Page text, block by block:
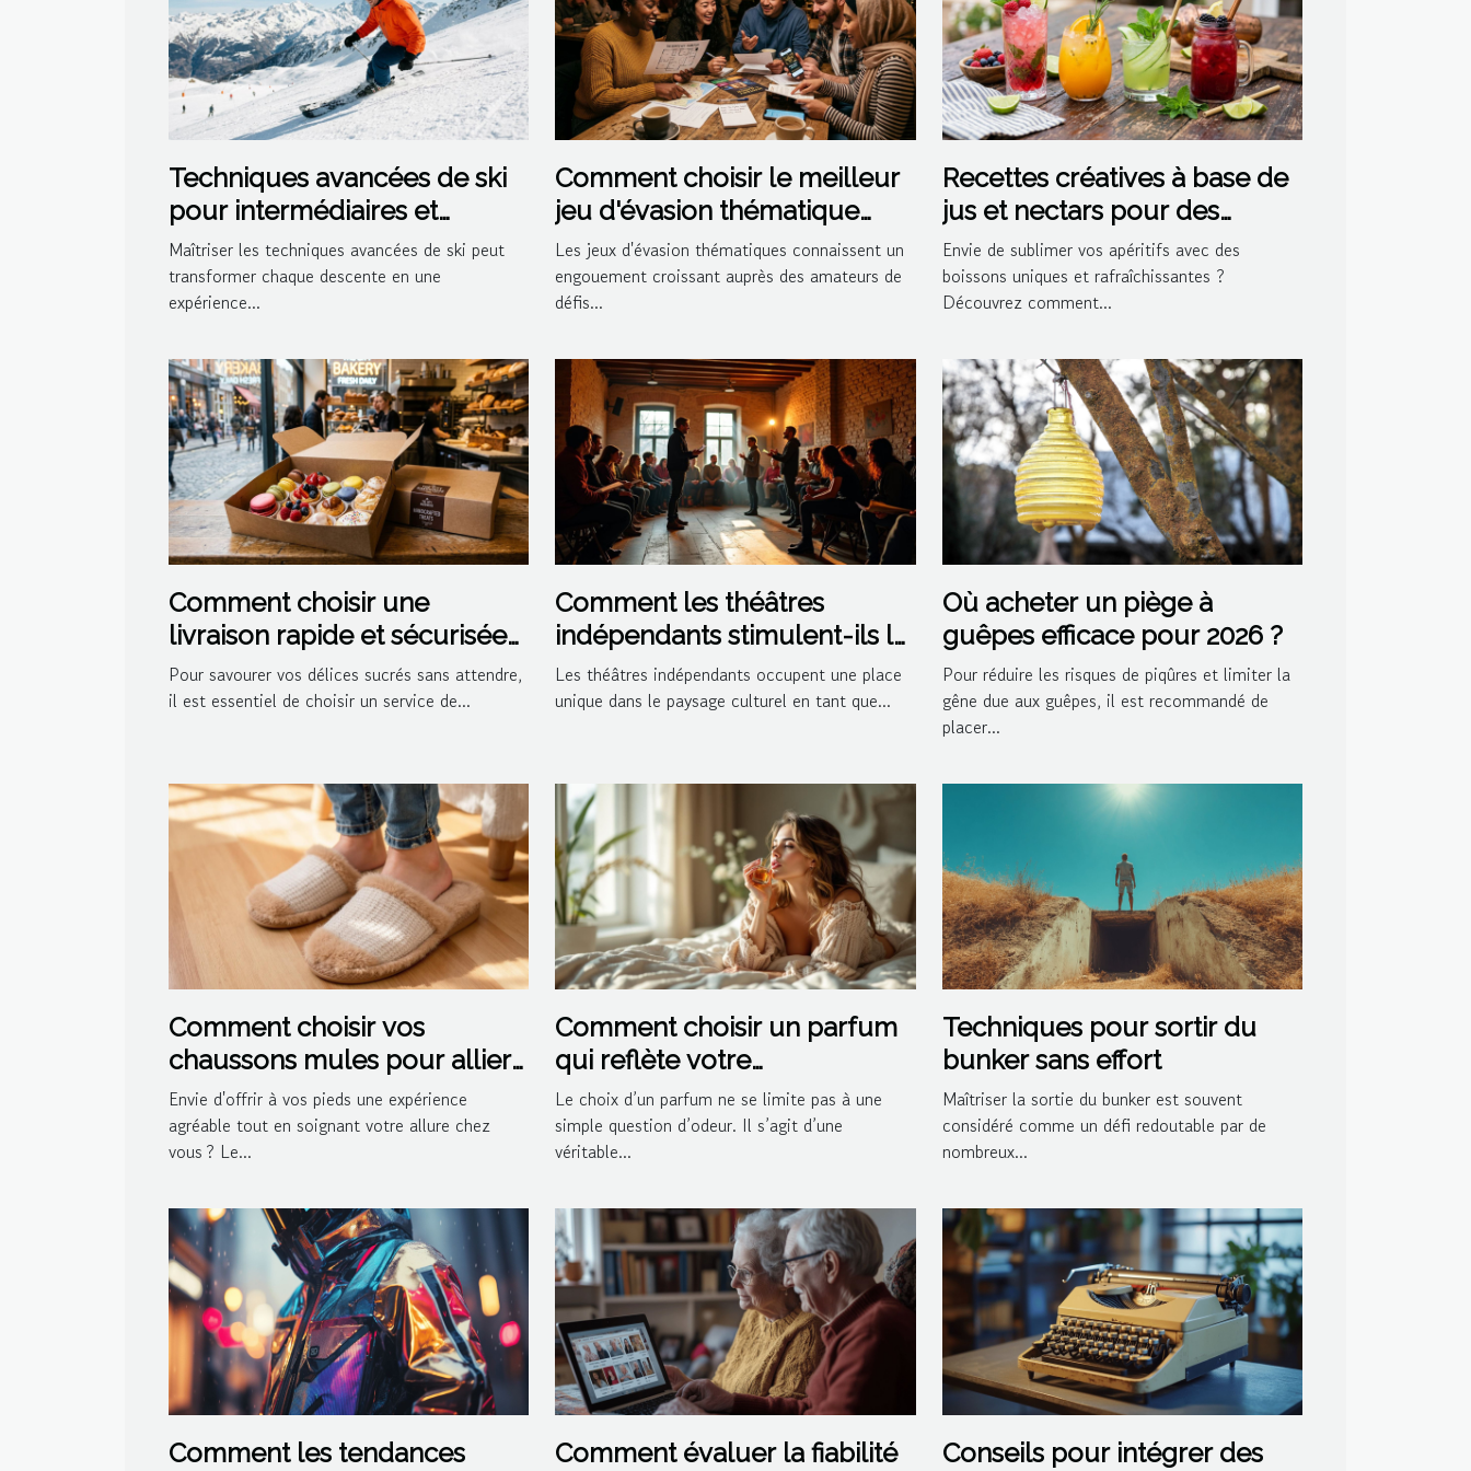
Techniques avancées de ski
pour intermédiaires et
experts
Maîtriser les techniques avancées de ski peut
transformer chaque descente en une
expérience...
Comment choisir le meilleur
jeu d'évasion thématique
pour votre prochaine sortie ?
Les jeux d'évasion thématiques connaissent un
engouement croissant auprès des amateurs de
défis...
Recettes créatives à base de
jus et nectars pour des
cocktails maison
Envie de sublimer vos apéritifs avec des
boissons uniques et rafraîchissantes ?
Découvrez comment...
Comment choisir une
livraison rapide et sécurisée
pour vos délices sucrés ?
Pour savourer vos délices sucrés sans attendre,
il est essentiel de choisir un service de...
Comment les théâtres
indépendants stimulent-ils la
créativité culturelle ?
Les théâtres indépendants occupent une place
unique dans le paysage culturel en tant que...
Où acheter un piège à
guêpes efficace pour 2026 ?
Pour réduire les risques de piqûres et limiter la
gêne due aux guêpes, il est recommandé de
placer...
Comment choisir vos
chaussons mules pour allier
confort et style ?
Envie d'offrir à vos pieds une expérience
agréable tout en soignant votre allure chez
vous ? Le...
Comment choisir un parfum
qui reflète votre
personnalité?
Le choix d’un parfum ne se limite pas à une
simple question d’odeur. Il s’agit d’une
véritable...
Techniques pour sortir du
bunker sans effort
Maîtriser la sortie du bunker est souvent
considéré comme un défi redoutable par de
nombreux...
Comment les tendances
Comment évaluer la fiabilité
Conseils pour intégrer des